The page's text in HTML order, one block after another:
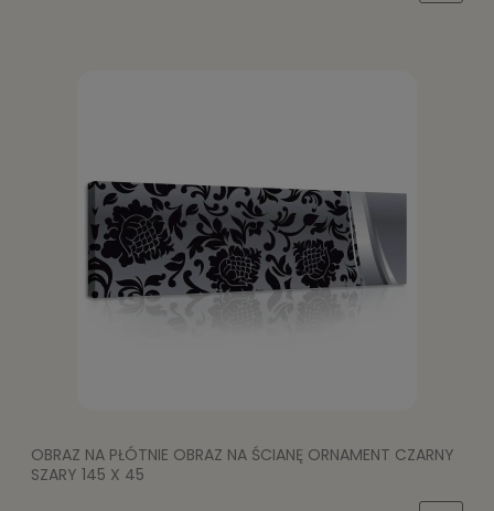
OBRAZ NA PŁÓTNIE OBRAZ NA ŚCIANĘ ORNAMENT CZARNY
SZARY 145 X 45